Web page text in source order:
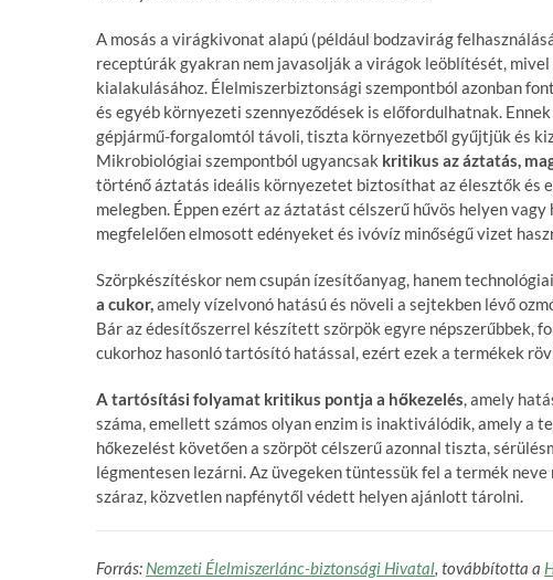
A mosás a virágkivonat alapú (például bodzavirág
receptúrák gyakran nem javasolják a virágok leöblítését,
kialakulásához. Élelmiszerbiztonsági szempontból azonban
és egyéb környezeti szennyeződések is előfordulhatnak.
gépjármű-forgalomtól távoli, tiszta környezetből gyűjtjük és
Mikrobiológiai szempontból ugyancsak kritikus az áztatás,
történő áztatás ideális környezetet biztosíthat az élesztők és
melegben. Éppen ezért az áztatást célszerű hűvös helyen
megfelelően elmosott edényeket és ivóvíz minőségű vizet
Szörpkészítéskor nem csupán ízesítőanyag, hanem
a cukor, amely vízelvonó hatású és növeli a sejtekben lévő
Bár az édesítőszerrel készített szörpök egyre népszerűbbek,
cukorhoz hasonló tartósító hatással, ezért ezek a termékek
A tartósítási folyamat kritikus pontja a hőkezelés , amely
száma, emellett számos olyan enzim is inaktiválódik, amely a
hőkezelést követően a szörpöt célszerű azonnal tiszta,
légmentesen lezárni. Az üvegeken tüntessük fel a termék
száraz, közvetlen napfénytől védett helyen ajánlott tárolni.
Forrás: Nemzeti Élelmiszerlánc-biztonsági Hivatal, továbbította a